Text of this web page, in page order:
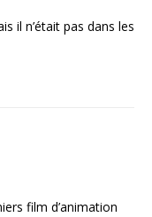
il n’était pas dans les
film d’animation